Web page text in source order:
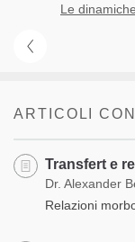
Le
ARTICOLI
Transfert e
Dr. Alexander
Relazioni